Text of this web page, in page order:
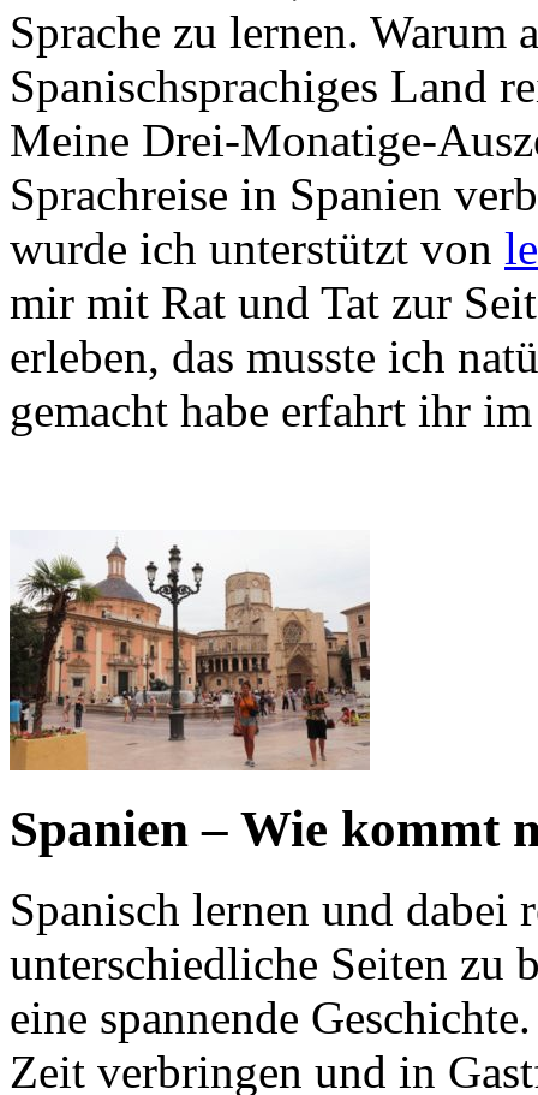
Sprache zu lernen. Warum
Spanischsprachiges Land
Meine Drei-Monatige-
Sprachreise in Spanien
wurde ich unterstützt von
mir mit Rat und Tat zur
erleben, das musste ich
gemacht habe erfahrt ihr
Spanien – Wie kommt
Spanisch lernen und dabei
unterschiedliche Seiten zu
eine spannende
Zeit verbringen und in